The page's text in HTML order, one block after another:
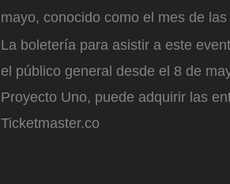
mayo, conocido como el mes de
La boletería para asistir a este
el público general desde el 8 de
Proyecto Uno, puede adquirir las
Ticketmaster.co